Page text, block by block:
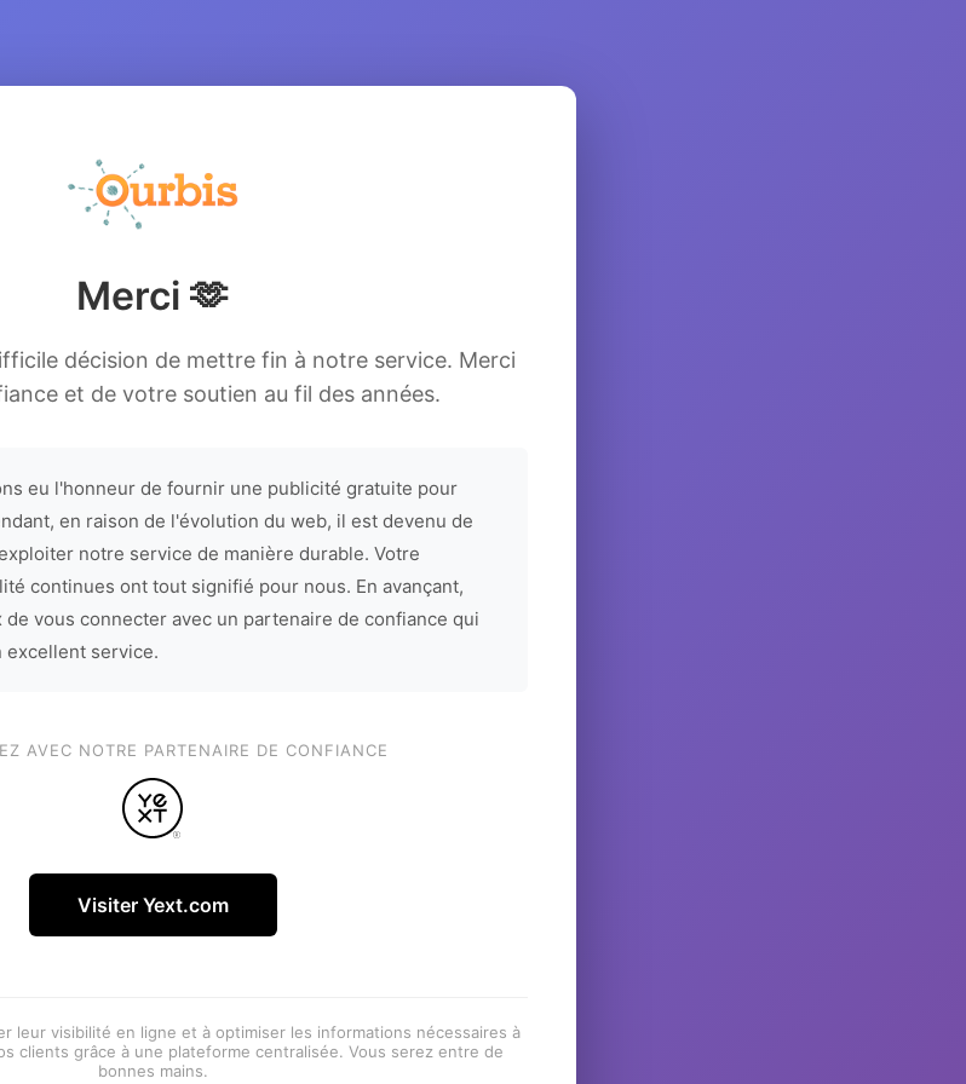
Merci 🫶
décision de mettre fin à notre service. Merci
et de votre soutien au fil des années.
eu l'honneur de fournir une publicité gratuite pour
en raison de l'évolution du web, il est devenu de
notre service de manière durable. Votre
continues ont tout signifié pour nous. En avançant,
de vous connecter avec un partenaire de confiance qui
excellent service.
AVEC NOTRE PARTENAIRE DE CONFIANCE
Visiter Yext.com
leur visibilité en ligne et à optimiser les informations nécessaires à
clients grâce à une plateforme centralisée. Vous serez entre de
bonnes mains.